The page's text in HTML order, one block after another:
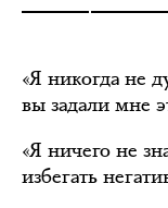
«Я никогда не
вы задали мне
«Я ничего не
избегать